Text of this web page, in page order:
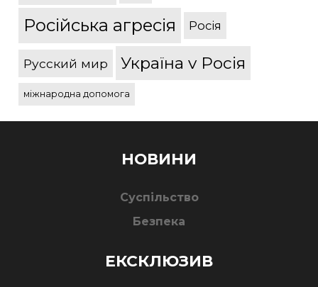
Російська агресія Росія
Русский мир Україна v Росія
міжнародна допомога
НОВИНИ
Суспільство
Безпека
ЕКСКЛЮЗИВ